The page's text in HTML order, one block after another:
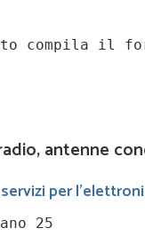
compila il
antenne
per
25